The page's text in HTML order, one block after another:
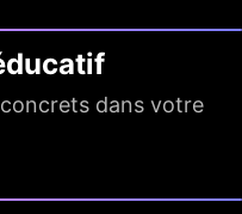
dans votre